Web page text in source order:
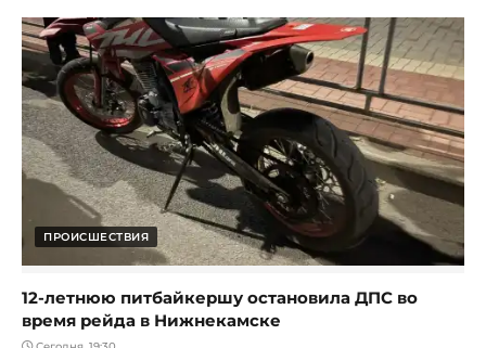
ПРОИСШЕСТВИЯ
12-летнюю питбайкершу остановила ДПС во
время рейда в Нижнекамске